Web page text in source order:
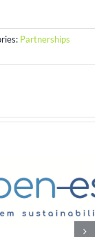
Partnerships